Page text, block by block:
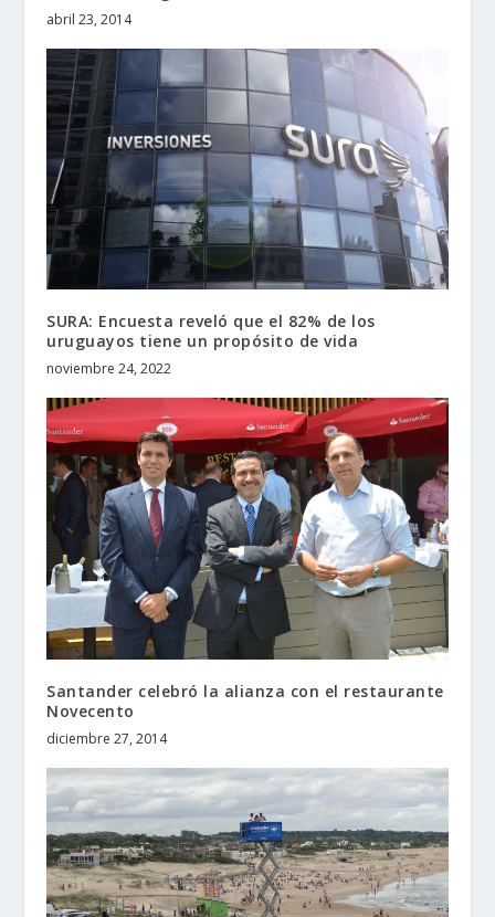
abril 23, 2014
SURA: Encuesta reveló que el 82% de los
uruguayos tiene un propósito de vida
noviembre 24, 2022
Santander celebró la alianza con el restaurante
Novecento
diciembre 27, 2014